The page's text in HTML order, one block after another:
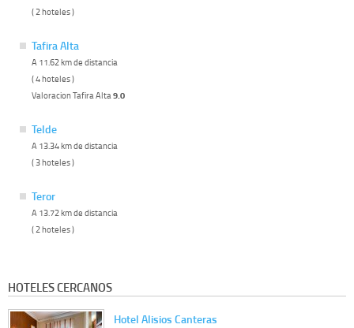
( 2 hoteles )
Tafira Alta
A 11.62 km de distancia
( 4 hoteles )
Valoracion Tafira Alta9.0
Telde
A 13.34 km de distancia
( 3 hoteles )
Teror
A 13.72 km de distancia
( 2 hoteles )
HOTELES CERCANOS
Hotel Alisios Canteras